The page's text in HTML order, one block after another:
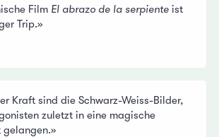
Film El abrazo de la serpiente ist
Trip.»
Kraft sind die Schwarz-Weiss-Bilder,
zuletzt in eine magische